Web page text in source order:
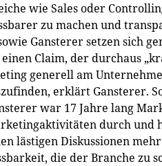
wie Sales oder
zu machen und
Gansterer setzen sich
Claim, der durchaus
generell am
erklärt Gansterer.
war 17 Jahre lang
durch und
lästigen Diskussionen
die der Branche zu